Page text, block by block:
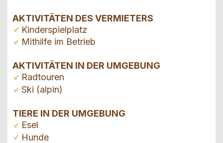
AKTIVITÄTEN DES VERMIETERS
Kinderspielplatz
Mithilfe im Betrieb
AKTIVITÄTEN IN DER UMGEBUNG
Radtouren
Ski (alpin)
TIERE IN DER UMGEBUNG
Esel
Hunde